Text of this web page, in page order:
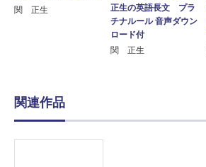
関 正生
正生の英語長文 プラ
チナルール 音声ダウン
ロード付
関 正生
関連作品